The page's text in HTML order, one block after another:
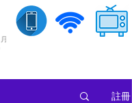
月
註冊